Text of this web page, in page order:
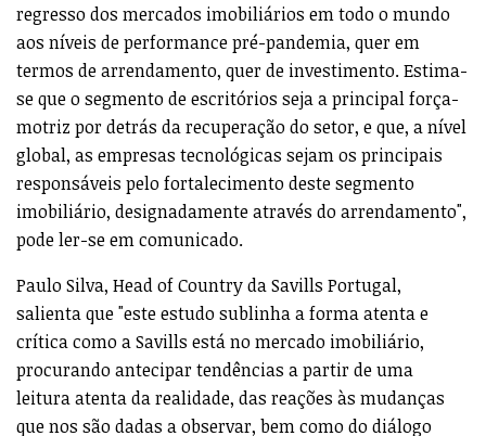
regresso dos mercados imobiliários em todo o mundo
aos níveis de performance pré-pandemia, quer em
termos de arrendamento, quer de investimento. Estima-
se que o segmento de escritórios seja a principal força-
motriz por detrás da recuperação do setor, e que, a nível
global, as empresas tecnológicas sejam os principais
responsáveis pelo fortalecimento deste segmento
imobiliário, designadamente através do arrendamento",
pode ler-se em comunicado.
Paulo Silva, Head of Country da Savills Portugal,
salienta que "este estudo sublinha a forma atenta e
crítica como a Savills está no mercado imobiliário,
procurando antecipar tendências a partir de uma
leitura atenta da realidade, das reações às mudanças
que nos são dadas a observar, bem como do diálogo